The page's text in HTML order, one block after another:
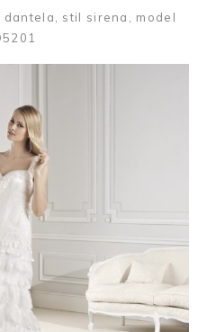
stil sirena, model